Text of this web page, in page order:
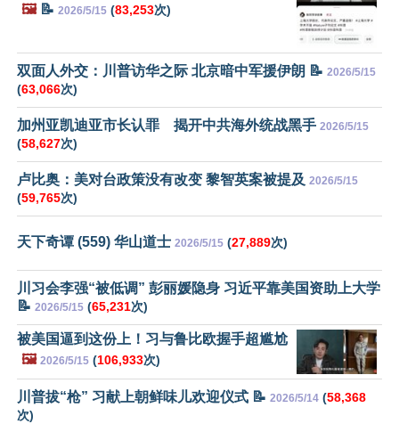
🖼️📝 2026/5/15 (83,253次)
双面人外交：川普访华之际 北京暗中军援伊朗 📝 2026/5/15
(63,066次)
加州亚凯迪亚市长认罪 揭开中共海外统战黑手 2026/5/15
(58,627次)
卢比奥：美对台政策没有改变 黎智英案被提及 2026/5/15
(59,765次)
天下奇谭 (559) 华山道士 2026/5/15 (27,889次)
川习会李强“被低调” 彭丽媛隐身 习近平靠美国资助上大学
📝 2026/5/15 (65,231次)
被美国逼到这份上！习与鲁比欧握手超尴尬
🖼️ 2026/5/15 (106,933次)
川普拔“枪” 习献上朝鲜味儿欢迎仪式 📝 2026/5/14 (58,368
次)